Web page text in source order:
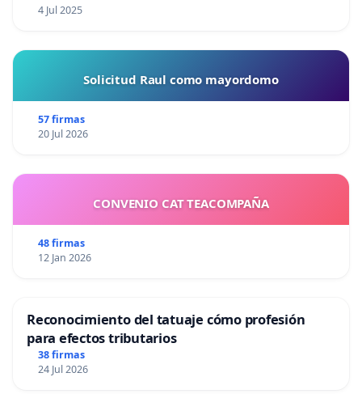
4 Jul 2025
Solicitud Raul como mayordomo
57 firmas
20 Jul 2026
CONVENIO CAT TEACOMPAÑA
48 firmas
12 Jan 2026
Reconocimiento del tatuaje cómo profesión
para efectos tributarios
38 firmas
24 Jul 2026